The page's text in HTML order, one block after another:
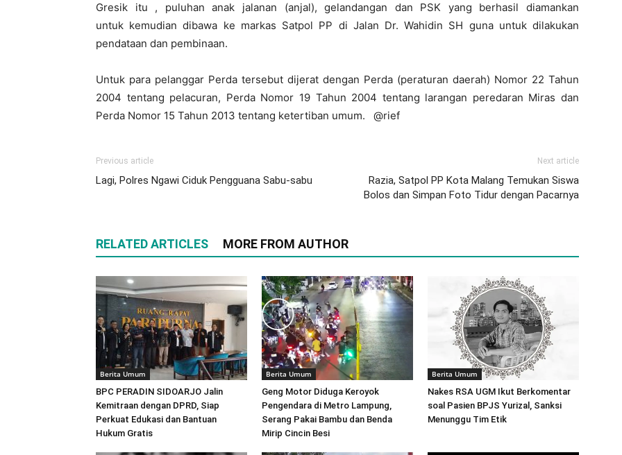
Gresik itu , puluhan anak jalanan (anjal), gelandangan dan PSK yang berhasil diamankan
untuk kemudian dibawa ke markas Satpol PP di Jalan Dr. Wahidin SH guna untuk dilakukan
pendataan dan pembinaan.
Untuk para pelanggar Perda tersebut dijerat dengan Perda (peraturan daerah) Nomor 22 Tahun
2004 tentang pelacuran, Perda Nomor 19 Tahun 2004 tentang larangan peredaran Miras dan
Perda Nomor 15 Tahun 2013 tentang ketertiban umum. @rief
Previous article
Lagi, Polres Ngawi Ciduk Pengguana Sabu-sabu
Next article
Razia, Satpol PP Kota Malang Temukan Siswa
Bolos dan Simpan Foto Tidur dengan Pacarnya
RELATED ARTICLES MORE FROM AUTHOR
Berita Umum
BPC PERADIN SIDOARJO Jalin
Kemitraan dengan DPRD, Siap
Perkuat Edukasi dan Bantuan
Hukum Gratis
Berita Umum
Geng Motor Diduga Keroyok
Pengendara di Metro Lampung,
Serang Pakai Bambu dan Benda
Mirip Cincin Besi
Berita Umum
Nakes RSA UGM Ikut Berkomentar
soal Pasien BPJS Yurizal, Sanksi
Menunggu Tim Etik